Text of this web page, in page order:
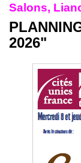
Salons,
2026"